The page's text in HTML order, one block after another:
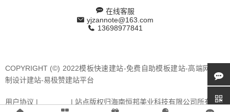
在线客服
yjzannote@163.com
13698977841
COPYRIGHT (©) 2022模板快速建站-免费自助模板建站-高端网站定
制设计建站-易极赞建站平台
用户协议 | | 站点版权归海南恒邦美业科技有限公司所有